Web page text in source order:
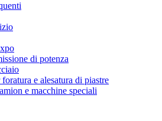
di potenza
e alesatura di piastre
e macchine speciali